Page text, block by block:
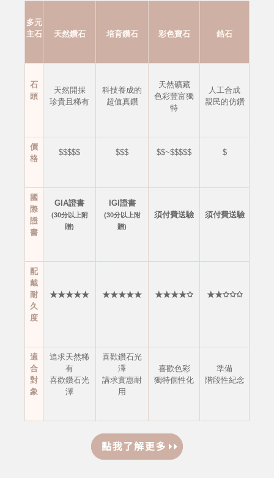
多元
主石
天然鑽石 培育鑽石 彩色寶石 鋯石
石
頭
天然開採
珍貴且稀有
科技養成的
超值真鑽
天然礦藏
色彩豐富獨
特
人工合成
親民的仿鑽
價
格
$$$$$ $$$ $$~$$$$$ $
國
際
證
書
GIA證書
(30分以上附
贈)
IGI證書
(30分以上附
贈)
須付費送驗 須付費送驗
配
戴
耐
久
度
★★★★★ ★★★★★ ★★★★✩ ★★✩✩✩
適
合
對
象
追求天然稀
有
喜歡鑽石光
澤
喜歡鑽石光
澤
講求實惠耐
用
喜歡色彩
獨特個性化
準備
階段性紀念